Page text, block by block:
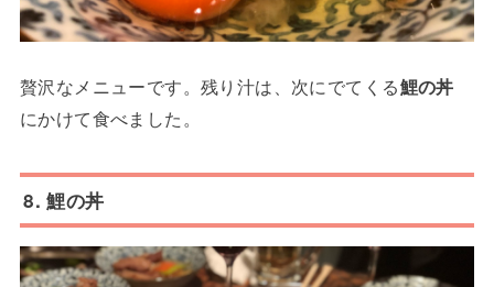
贅沢なメニューです。残り汁は、次にでてくる鯉の丼
にかけて食べました。
8. 鯉の丼